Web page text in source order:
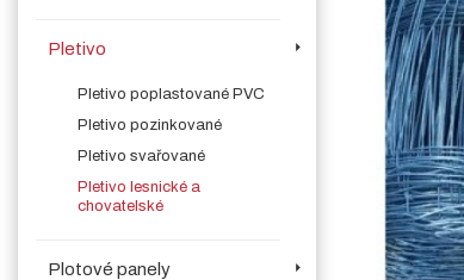
Pletivo
Pletivo poplastované PVC
Pletivo pozinkované
Pletivo svařované
Pletivo lesnické a
chovatelské
Plotové panely